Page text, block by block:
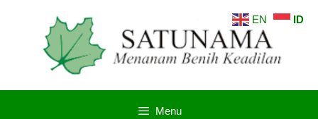
Menu
EN ID